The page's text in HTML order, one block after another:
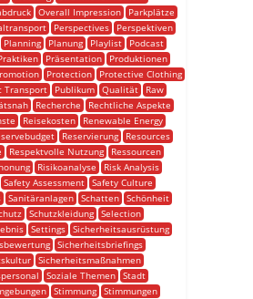
Overall Impression
Parkplätze
Perspectives
Perspektiven
Planning Planung Playlist
Podcast
Präsentation
Produktionen
Protection
Protective Clothing
Transport Publikum Qualität
Raw
Recherche
Rechtliche Aspekte
Reisekosten
Renewable Energy
Reservierung
Resources
Respektvolle Nutzung
Ressourcen
Risikoanalyse
Risk Analysis
Safety Assessment
Safety Culture
Sanitäranlagen Schatten Schönheit
Schutzkleidung
Selection
Settings Sicherheitsausrüstung
Sicherheitsbriefings
Sicherheitsmaßnahmen
Soziale Themen Stadt
Stimmung
Stimmungen